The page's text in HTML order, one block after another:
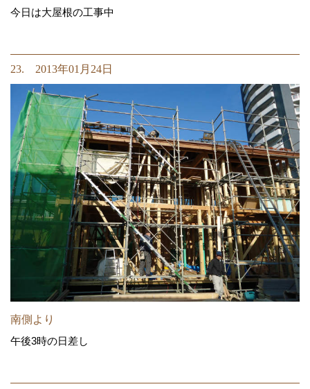
今日は大屋根の工事中
23. 2013年01月24日
南側より
午後3時の日差し